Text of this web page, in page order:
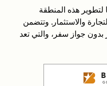
هذه المنطقة
والاستثمار. وتتضمن
بدون جواز سفر، والتي تعد